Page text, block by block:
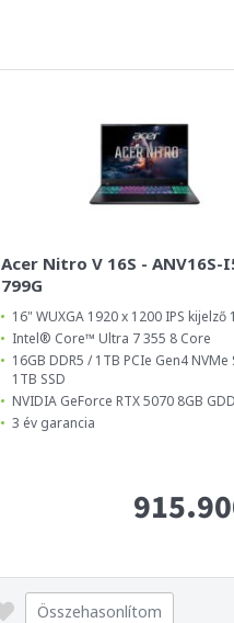
Acer Nitro V 16S - ANV16S-
799G
16" WUXGA 1920 x 1200 IPS kijelző
Intel® Core™ Ultra 7 355 8 Core
16GB DDR5 / 1TB PCIe Gen4 NVMe
1TB SSD
NVIDIA GeForce RTX 5070 8GB
3 év garancia
Összehasonlítom